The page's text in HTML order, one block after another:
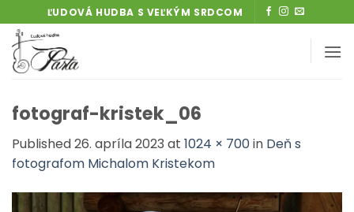
to
content
ĽUDOVÁ HUDBA S VEĽKÝM SRDCOM
fotograf-kristek_06
Published26. apríla 2023 at 1024 × 700in Deň s
fotografom Michalom Kristekom